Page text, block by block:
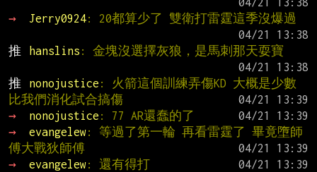
→
Jerry0924: 20都算少了 雙衛打雷霆這季沒爆過
推
hanslins : 金塊沒選擇灰狼，是馬刺那天耍寶
推
nonojustice : 火箭這個訓練弄傷KD 大概是少數
比我們消化試合搞傷
→
nonojustice : 77 AR還蠢的了
→
evangelew: 等過了第一輪 再看雷霆了 畢竟墮師
傅大戰狄師傅
→
evangelew: 還有得打